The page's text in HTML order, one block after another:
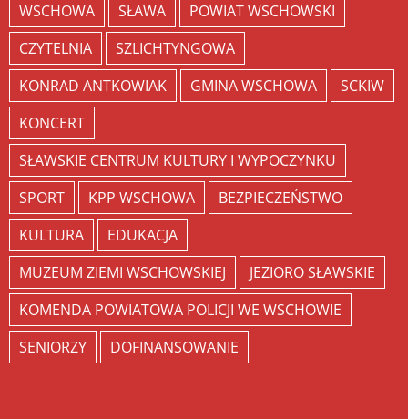
WSCHOWA SŁAWA
POWIAT WSCHOWSKI
CZYTELNIA
SZLICHTYNGOWA
KONRAD ANTKOWIAK
GMINA WSCHOWA
SCKIW
KONCERT
SŁAWSKIE CENTRUM KULTURY I WYPOCZYNKU
SPORT
KPP WSCHOWA
BEZPIECZEŃSTWO
KULTURA
EDUKACJA
MUZEUM ZIEMI WSCHOWSKIEJ
JEZIORO SŁAWSKIE
KOMENDA POWIATOWA POLICJI WE WSCHOWIE
SENIORZY
DOFINANSOWANIE